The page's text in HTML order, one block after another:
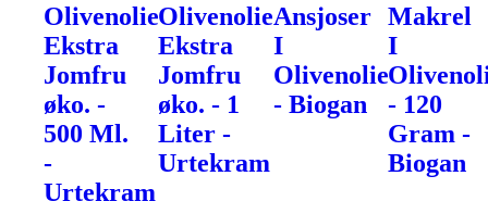
Olivenolie
Ekstra
Jomfru
øko. -
500 Ml.
-
Urtekram
Olivenolie
Ekstra
Jomfru
øko. - 1
Liter -
Urtekram
Ansjoser
I
Olivenolie
- Biogan
Makrel
I
- 120
Gram -
Biogan